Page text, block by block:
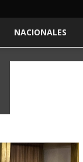
NACIONALES